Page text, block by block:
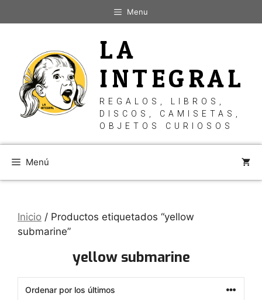
al
Menu
LA
INTEGRAL
REGALOS, LIBROS,
DISCOS, CAMISETAS,
OBJETOS CURIOSOS
Menú
Inicio / Productos etiquetados “yellow
submarine”
yellow submarine